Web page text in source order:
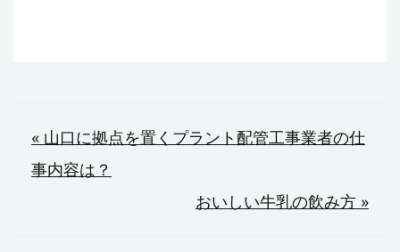
投
稿
« 山口に拠点を置くプラント配管工事業者の仕
事内容は？
おいしい牛乳の飲み方 »